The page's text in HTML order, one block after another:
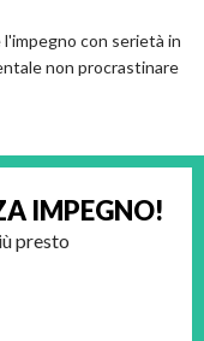
con serietà in
non procrastinare
IMPEGNO!
presto